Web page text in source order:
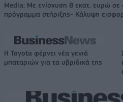
Media: Με ενίσχυση 8 εκατ. ευρώ σε
πρόγραμμα στήριξης- Κάλυψη
Η Toyota φέρνει νέα γενιά
μπαταριών για τα υβριδικά της